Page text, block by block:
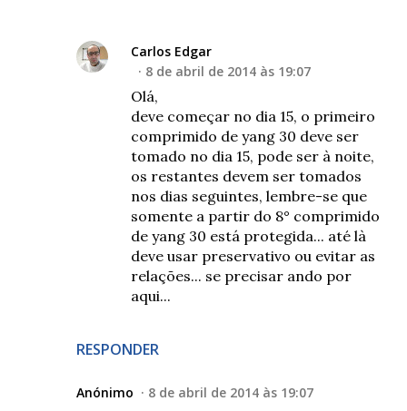
RESPONDER
Carlos Edgar
8 de abril de 2014 às 19:07
Olá,
deve começar no dia 15, o primeiro
comprimido de yang 30 deve ser
tomado no dia 15, pode ser à noite,
os restantes devem ser tomados
nos dias seguintes, lembre-se que
somente a partir do 8° comprimido
de yang 30 está protegida... até là
deve usar preservativo ou evitar as
relações... se precisar ando por
aqui...
Anónimo 8 de abril de 2014 às 19:07